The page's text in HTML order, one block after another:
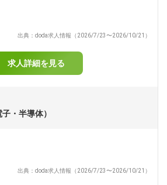
出典：doda求人情報（2026/7/23〜2026/10/21）
求人詳細を見る
・半導体）
出典：doda求人情報（2026/7/23〜2026/10/21）